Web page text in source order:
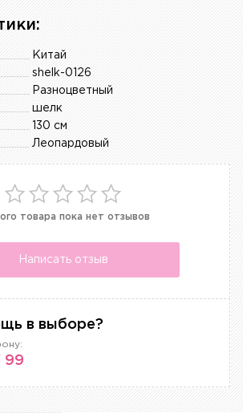
Китай
shelk-0126
Разноцветный
шелк
130 см
Леопардовый
товара пока нет отзывов
Написать отзыв
в выборе?
99